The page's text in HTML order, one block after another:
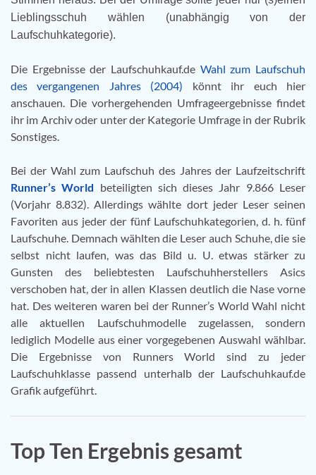
Lieblingsschuh wählen (unabhängig von der
Laufschuhkategorie).
Die Ergebnisse der Laufschuhkauf.de Wahl zum Laufschuh
des vergangenen Jahres (2004) könnt ihr euch hier
anschauen. Die vorhergehenden Umfrageergebnisse findet
ihr im Archiv oder unter der Kategorie Umfrage in der Rubrik
Sonstiges.
Bei der Wahl zum Laufschuh des Jahres der Laufzeitschrift
Runner’s World beteiligten sich dieses Jahr 9.866 Leser
(Vorjahr 8.832). Allerdings wählte dort jeder Leser seinen
Favoriten aus jeder der fünf Laufschuhkategorien, d. h. fünf
Laufschuhe. Demnach wählten die Leser auch Schuhe, die sie
selbst nicht laufen, was das Bild u. U. etwas stärker zu
Gunsten des beliebtesten Laufschuhherstellers Asics
verschoben hat, der in allen Klassen deutlich die Nase vorne
hat. Des weiteren waren bei der Runner’s World Wahl nicht
alle aktuellen Laufschuhmodelle zugelassen, sondern
lediglich Modelle aus einer vorgegebenen Auswahl wählbar.
Die Ergebnisse von Runners World sind zu jeder
Laufschuhklasse passend unterhalb der Laufschuhkauf.de
Grafik aufgeführt.
Top Ten Ergebnis gesamt